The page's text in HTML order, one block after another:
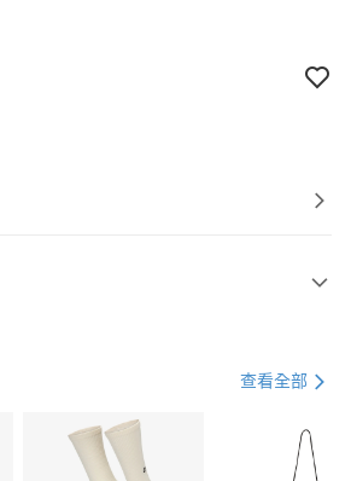
21家銀行
查看全部